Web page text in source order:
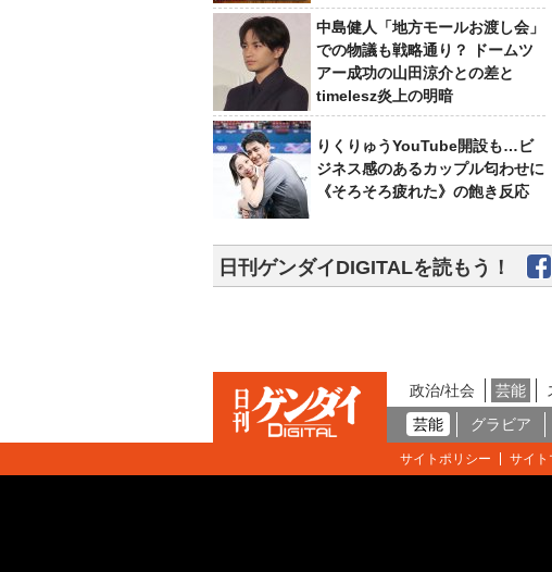
中島健人「地方モールお渡し会」
での物議も戦略通り？ ドームツ
アー成功の山田涼介との差と
timelesz炎上の明暗
りくりゅうYouTube開設も…ビ
ジネス感のあるカップル匂わせに
《そろそろ疲れた》の飽き反応
日刊ゲンダイDIGITALを読もう！
政治/社会 芸能
芸能
グラビア
サイトポリシー サイト